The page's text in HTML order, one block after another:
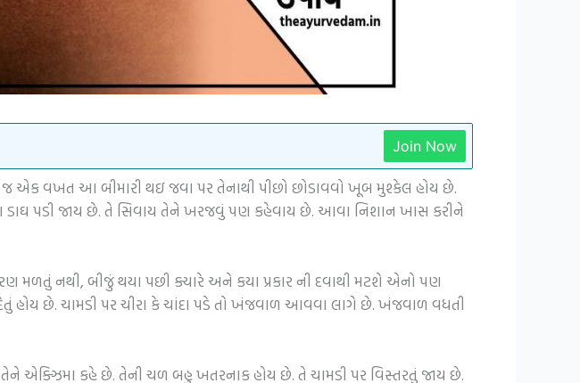
Join Now
વખત આ બીમારી થઇ જવા પર તેનાથી પીછો છોડાવવો ખૂબ મુશ્કેલ હોય છે.
ડાઘ પડી જાય છે. તે સિવાય તેને ખરજવું પણ કહેવાય છે. આવા નિશાન ખાસ કરીને
નથી, બીજું થયા પછી ક્યારે અને કયા પ્રકાર ની દવાથી મટશે એનો પણ
હોય છે. ચામડી પર ચીરા કે ચાંદા પડે તો ખંજવાળ આવવા લાગે છે. ખંજવાળ વધતી
એક્ઝિમા કહે છે. તેની ચળ બહુ ખતરનાક હોય છે. તે ચામડી પર વિસ્તરતું જાય છે.